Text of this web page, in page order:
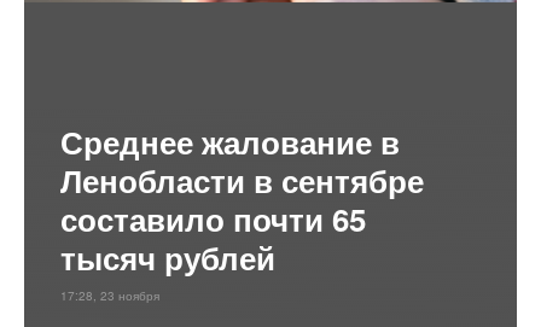
Среднее жалование в
Ленобласти в сентябре
составило почти 65
тысяч рублей
17:28, 23 ноября